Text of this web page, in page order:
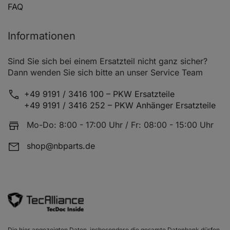
RENAULT 9 (L42_)
RENAULT 9 (L42_)
RENAULT 9 (L42_)
RENAULT 9 (L42_)
RENAULT 9 (L42_)
RENAULT 9 (L42_)
RENAULT 9 (L42_)
FAQ
Informationen
Sind Sie sich bei einem Ersatzteil nicht ganz sicher?
Dann wenden Sie sich bitte an unser Service Team
+49 9191 / 3416 100 – PKW Ersatzteile
+49 9191 / 3416 252 – PKW Anhänger Ersatzteile
Mo-Do: 8:00 - 17:00 Uhr / Fr: 08:00 - 15:00 Uhr
shop@nbparts.de